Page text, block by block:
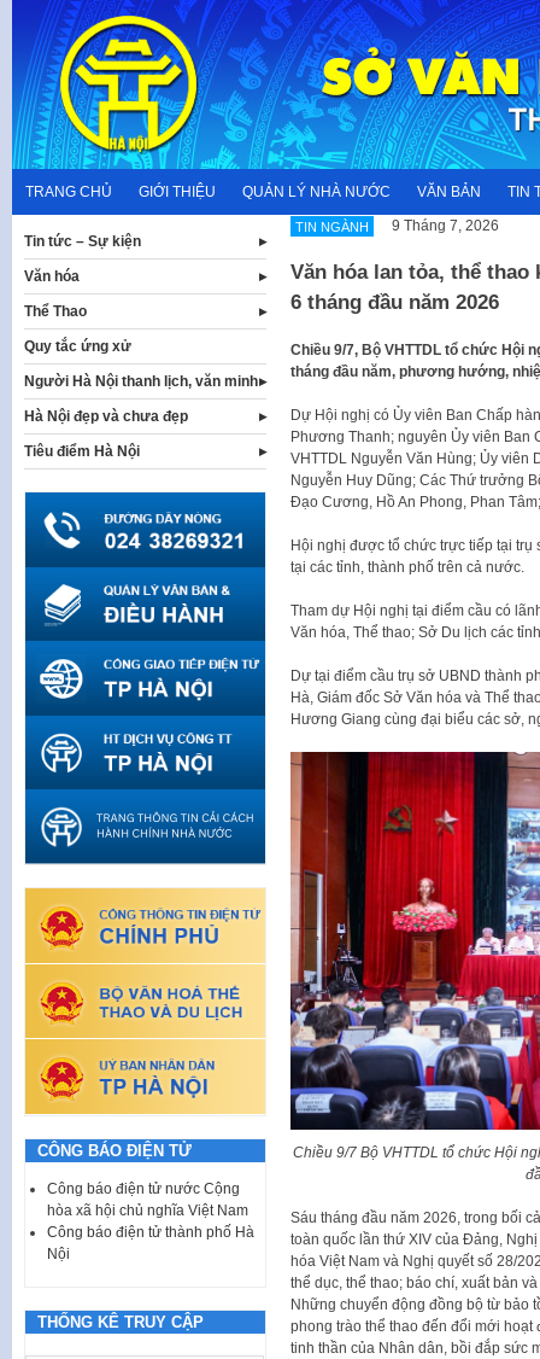
content
TRANG CHỦ GIỚI THIỆU QUẢN LÝ NHÀ NƯỚC VĂN BẢN TIN
TIN NGÀNH 9 Tháng 7, 2026
Văn hóa lan tỏa, thể
6 tháng đầu năm 2026
Chiều 9/7, Bộ VHTTDL tổ chức Hội
tháng đầu năm, phương hướng,
Dự Hội nghị có Ủy viên Ban Chấp
Phương Thanh; nguyên Ủy viên
VHTTDL Nguyễn Văn Hùng; Ủy
Nguyễn Huy Dũng; Các Thứ trưởng
Đạo Cương, Hồ An Phong, Phan
Hội nghị được tổ chức trực tiếp tại trụ
tại các tỉnh, thành phố trên cả nước.
Tham dự Hội nghị tại điểm cầu có
Văn hóa, Thể thao; Sở Du lịch các
Dự tại điểm cầu trụ sở UBND thành
Hà, Giám đốc Sở Văn hóa và Thể
Hương Giang cùng đại biểu các sở,
Chiều 9/7 Bộ VHTTDL tổ chức Hội
Sáu tháng đầu năm 2026, trong bối
toàn quốc lần thứ XIV của Đảng,
hóa Việt Nam và Nghị quyết số 28/
thể dục, thể thao; báo chí, xuất bản
Những chuyển động đồng bộ từ bảo
phong trào thể thao đến đổi mới
tinh thần của Nhân dân, bồi đắp sức
Tin tức – Sự kiện
Văn hóa
Thể Thao
Quy tắc ứng xử
Người Hà Nội thanh lịch, văn minh
Hà Nội đẹp và chưa đẹp
Tiêu điểm Hà Nội
CÔNG BÁO ĐIỆN TỬ
Công báo điện tử nước Cộng
hòa xã hội chủ nghĩa Việt Nam
Công báo điện tử thành phố Hà
Nội
THỐNG KÊ TRUY CẬP